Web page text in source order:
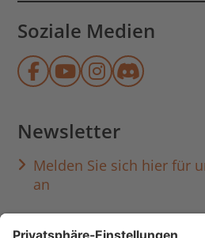
Soziale Medien
Münchner
Münchner
Münchner
Newsletter
Melden Sie sich hier für
an